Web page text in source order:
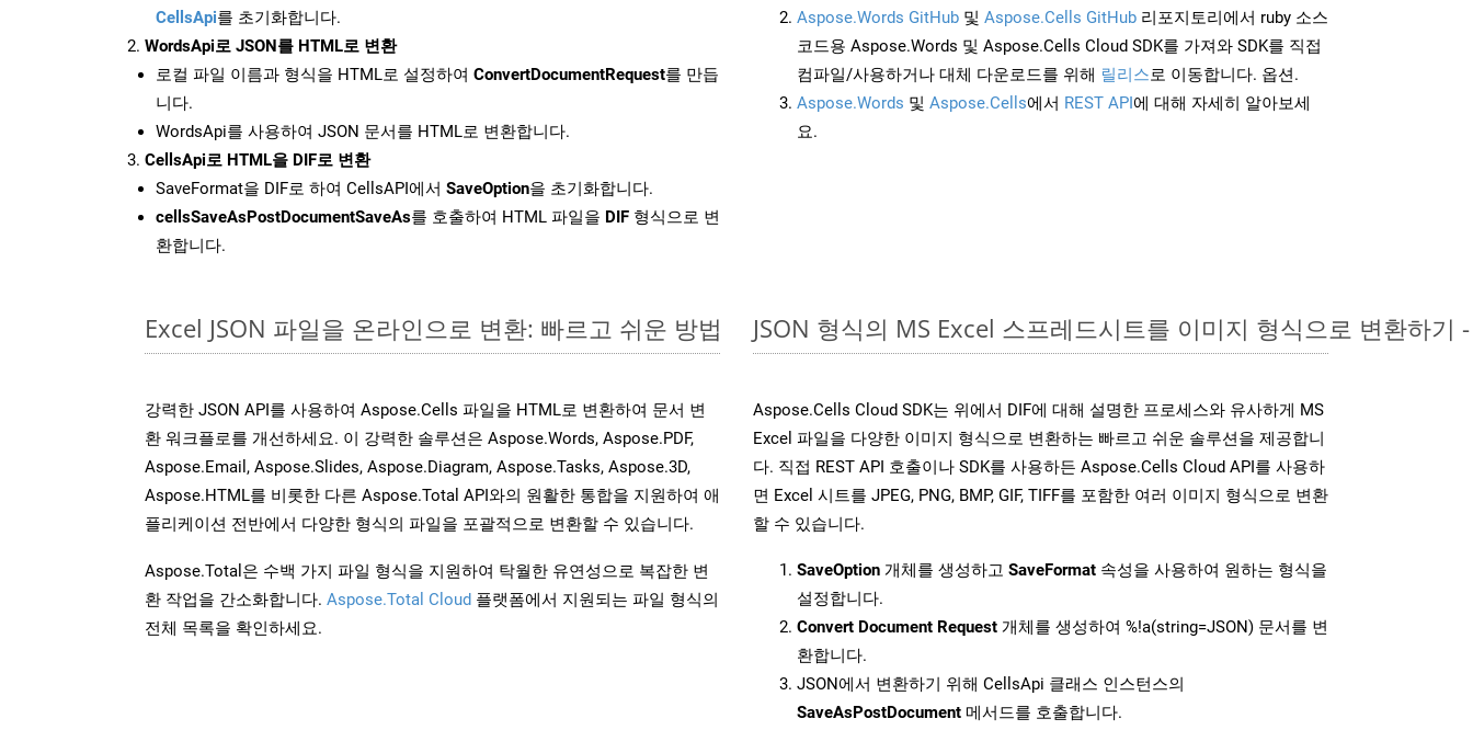
CellsApi를 초기화합니다.
WordsApi로 JSON를 HTML로 변환
로컬 파일 이름과 형식을 HTML로 설정하여 ConvertDocumentRequest를 만듭
니다.
WordsApi를 사용하여 JSON 문서를 HTML로 변환합니다.
CellsApi로 HTML을 DIF로 변환
SaveFormat을 DIF로 하여 CellsAPI에서 SaveOption을 초기화합니다.
cellsSaveAsPostDocumentSaveAs를 호출하여 HTML 파일을 DIF 형식으로 변
환합니다.
Aspose.Words GitHub 및 Aspose.Cells GitHub 리포지토리에서 ruby 소스
코드용 Aspose.Words 및 Aspose.Cells Cloud SDK를 가져와 SDK를 직접
컴파일/사용하거나 대체 다운로드를 위해 릴리스로 이동합니다. 옵션.
Aspose.Words 및 Aspose.Cells에서 REST API에 대해 자세히 알아보세
요.
Excel JSON 파일을 온라인으로 변환: 빠르고 쉬운 방법
강력한 JSON API를 사용하여 Aspose.Cells 파일을 HTML로 변환하여 문서 변
환 워크플로를 개선하세요. 이 강력한 솔루션은 Aspose.Words, Aspose.PDF,
Aspose.Email, Aspose.Slides, Aspose.Diagram, Aspose.Tasks, Aspose.3D,
Aspose.HTML를 비롯한 다른 Aspose.Total API와의 원활한 통합을 지원하여 애
플리케이션 전반에서 다양한 형식의 파일을 포괄적으로 변환할 수 있습니다.
Aspose.Total은 수백 가지 파일 형식을 지원하여 탁월한 유연성으로 복잡한 변
환 작업을 간소화합니다. Aspose.Total Cloud 플랫폼에서 지원되는 파일 형식의
전체 목록을 확인하세요.
JSON 형식의 MS Excel 스프레드시트를 이미지 형식으로 변환하기
Aspose.Cells Cloud SDK는 위에서 DIF에 대해 설명한 프로세스와 유사하게 MS
Excel 파일을 다양한 이미지 형식으로 변환하는 빠르고 쉬운 솔루션을 제공합니
다. 직접 REST API 호출이나 SDK를 사용하든 Aspose.Cells Cloud API를 사용하
면 Excel 시트를 JPEG, PNG, BMP, GIF, TIFF를 포함한 여러 이미지 형식으로 변환
할 수 있습니다.
SaveOption 개체를 생성하고 SaveFormat 속성을 사용하여 원하는 형식을
설정합니다.
Convert Document Request 개체를 생성하여 %!a(string=JSON) 문서를 변
환합니다.
JSON에서 변환하기 위해 CellsApi 클래스 인스턴스의
SaveAsPostDocument 메서드를 호출합니다.